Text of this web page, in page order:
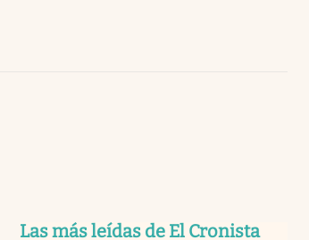
Las más leídas de El Cronista